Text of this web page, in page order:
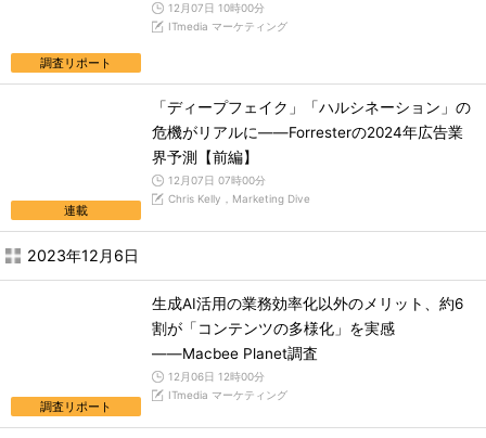
調査リポート
12月07日 10時00分
ITmedia マーケティング
連載
「ディープフェイク」「ハルシネーション」の
危機がリアルに――Forresterの2024年広告業
界予測【前編】
12月07日 07時00分
Chris Kelly，Marketing Dive
2023年12月6日
調査リポート
生成AI活用の業務効率化以外のメリット、約6
割が「コンテンツの多様化」を実感
――Macbee Planet調査
12月06日 12時00分
ITmedia マーケティング